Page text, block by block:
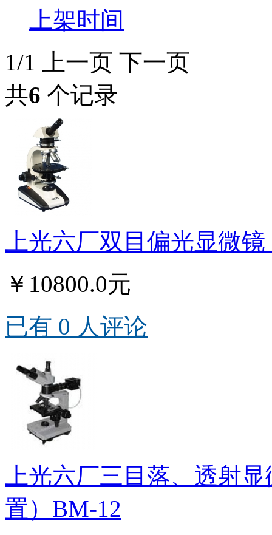
上架时间
1/1
上一页 下一页
共6 个记录
上光六厂双目偏光显微
￥10800.0元
已有 0 人评论
上光六厂三目落、透射
置）BM-12